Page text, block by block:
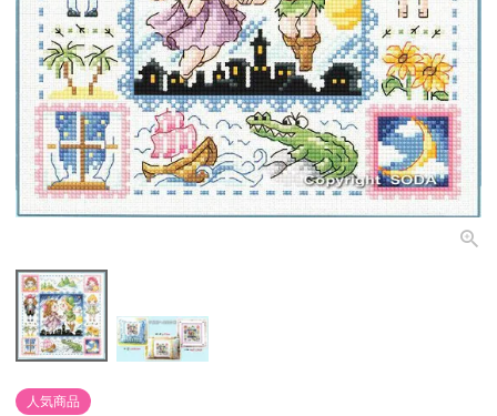
個人情報取り扱いについて
閉じる
人気商品